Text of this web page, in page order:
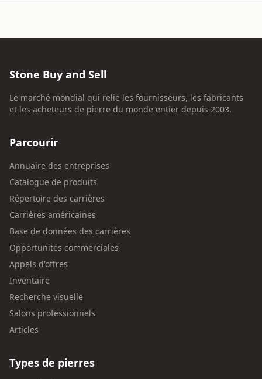
Stone Buy and Sell
Le marché mondial qui relie les fournisseurs, les fabricants
et les acheteurs de pierre du monde entier depuis 2003.
Parcourir
Annuaire des entreprises
Catalogue de produits
Répertoire des carrières
Carrières américaines
Base de données des carrières
Opportunités commerciales
Appels d'offres
Inventaire
Recherche visuelle
Salons professionnels
Articles
Types de pierres